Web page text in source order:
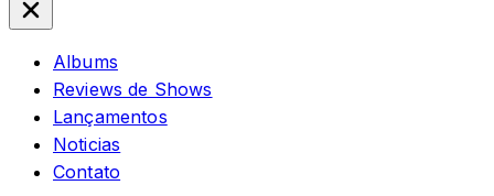
Albums
Reviews de Shows
Lançamentos
Noticias
Contato